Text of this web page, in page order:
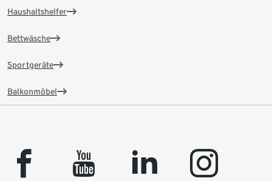
Haushaltshelfer
Bettwäsche
Sportgeräte
Balkonmöbel
facebook youtube linkedin instagram